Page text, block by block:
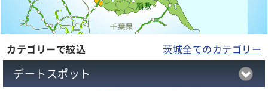
稲敷
カテゴリーで絞込 茨城全てのカテゴリー
デートスポット